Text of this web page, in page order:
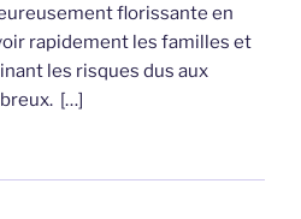
florissante en
rapidement les familles et
les risques dus aux
[…]